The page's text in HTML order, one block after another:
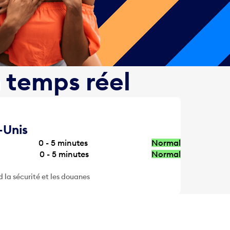
réel
0 - 5 minutes
Normal
0 - 5minutes Normal
la sécurité et les douanes